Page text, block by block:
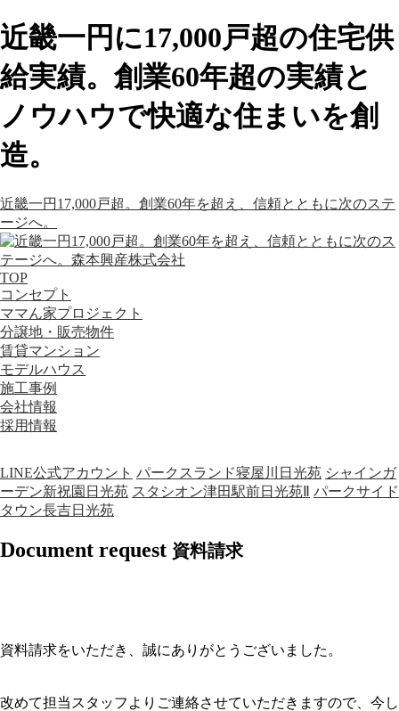
近畿一円に17,000戸超の住宅供
給実績。創業60年超の実績と
ノウハウで快適な住まいを創
造。
近畿一円17,000戸超。創業60年を超え、信頼とともに次のステ
ージへ。
TOP
コンセプト
ママん家プロジェクト
分譲地・販売物件
賃貸マンション
モデルハウス
施工事例
会社情報
採用情報
LINE公式アカウント パークスランド寝屋川日光苑 シャインガ
ーデン新祝園日光苑 スタシオン津田駅前日光苑Ⅱ
パークサイド
タウン長吉日光苑
Document request 資料請求
資料請求をいただき、誠にありがとうございました。
改めて担当スタッフよりご連絡させていただきますので、今し